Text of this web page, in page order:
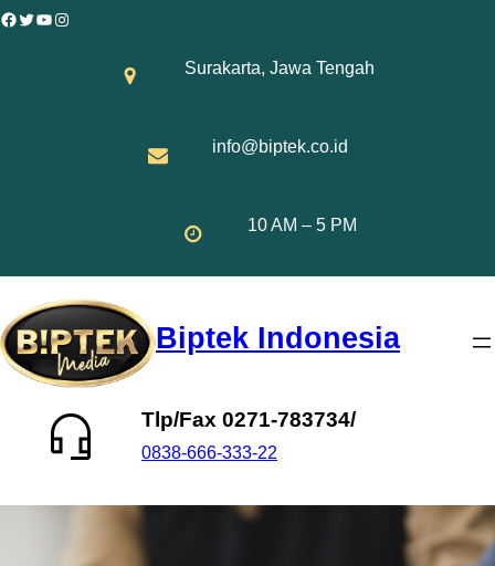
Skip
Facebook
Twitter
YouTube
Instagram
Surakarta, Jawa Tengah
info@biptek.co.id
10 AM – 5 PM
Biptek Indonesia
Tlp/Fax 0271-783734/
0838-666-333-22